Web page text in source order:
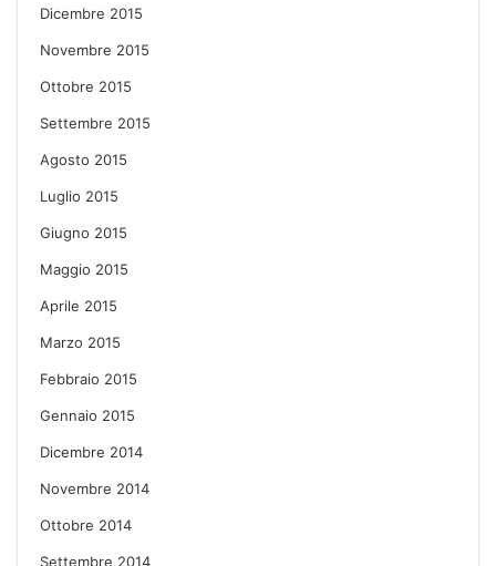
Dicembre 2015
Novembre 2015
Ottobre 2015
Settembre 2015
Agosto 2015
Luglio 2015
Giugno 2015
Maggio 2015
Aprile 2015
Marzo 2015
Febbraio 2015
Gennaio 2015
Dicembre 2014
Novembre 2014
Ottobre 2014
Settembre 2014